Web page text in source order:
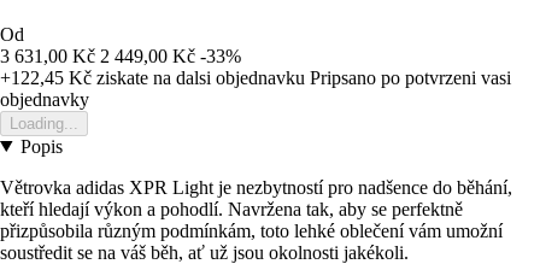
Od
3 631,00 Kč 2 449,00 Kč -33%
+122,45 Kč ziskate na dalsi objednavku Pripsano po potvrzeni vasi
objednavky
Loading...
Popis
Větrovka adidas XPR Light je nezbytností pro nadšence do běhání,
kteří hledají výkon a pohodlí. Navržena tak, aby se perfektně
přizpůsobila různým podmínkám, toto lehké oblečení vám umožní
soustředit se na váš běh, ať už jsou okolnosti jakékoli.